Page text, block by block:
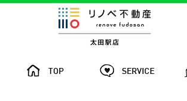
TOP SERVICE